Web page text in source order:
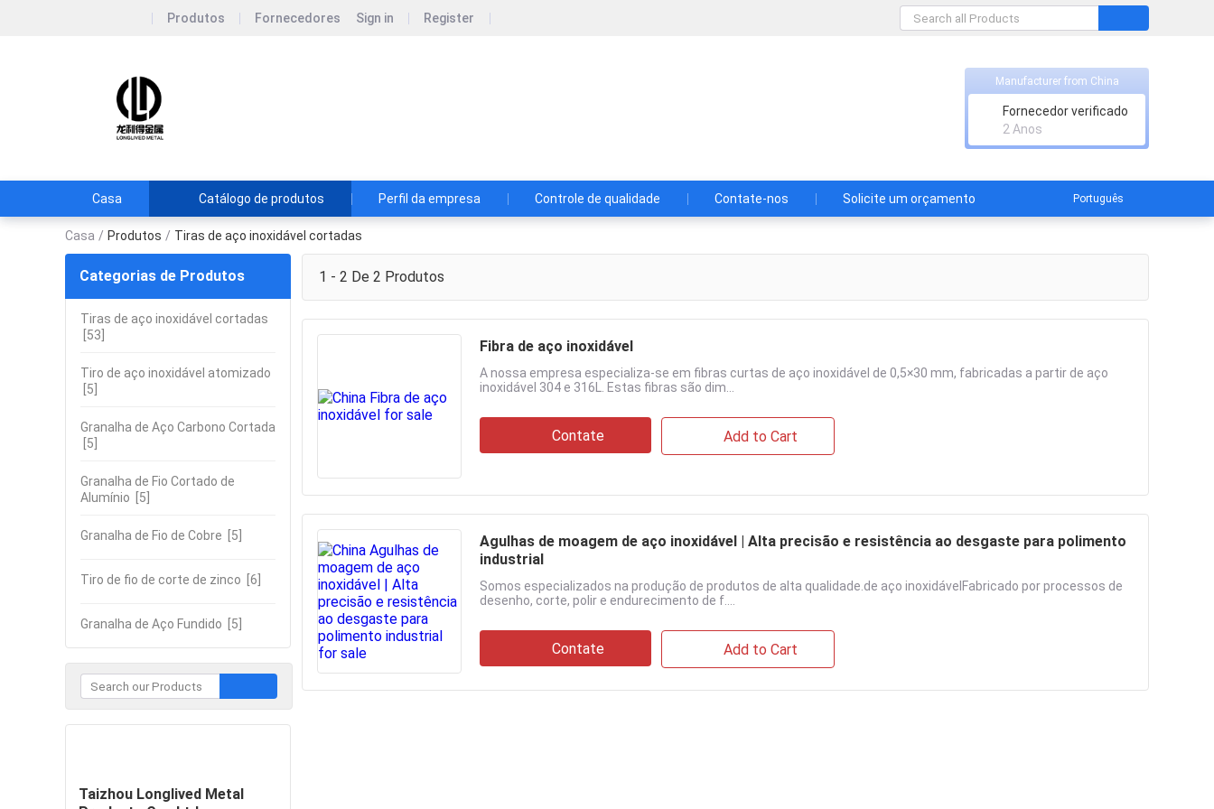
Produtos Fornecedores Sign in Register
Manufacturer from China
Fornecedor verificado
2 Anos
Casa Catálogo de produtos Perfil da empresa Controle de qualidade Contate-nos Solicite um orçamento Português
Casa / Produtos / Tiras de aço inoxidável cortadas
Categorias de Produtos
Tiras de aço inoxidável cortadas
[53]
Tiro de aço inoxidável atomizado
[5]
Granalha de Aço Carbono Cortada
[5]
Granalha de Fio Cortado de
Alumínio [5]
Granalha de Fio de Cobre [5]
Tiro de fio de corte de zinco [6]
Granalha de Aço Fundido [5]
Taizhou Longlived Metal
1 - 2 De 2 Produtos
Fibra de aço inoxidável
A nossa empresa especializa-se em fibras curtas de aço inoxidável de 0,5×30 mm, fabricadas a partir de aço
inoxidável 304 e 316L. Estas fibras são dim...
Contate Add to Cart
Agulhas de moagem de aço inoxidável | Alta precisão e resistência ao desgaste para polimento
industrial
Somos especializados na produção de produtos de alta qualidade.de aço inoxidávelFabricado por processos de
desenho, corte, polir e endurecimento de f....
Contate Add to Cart